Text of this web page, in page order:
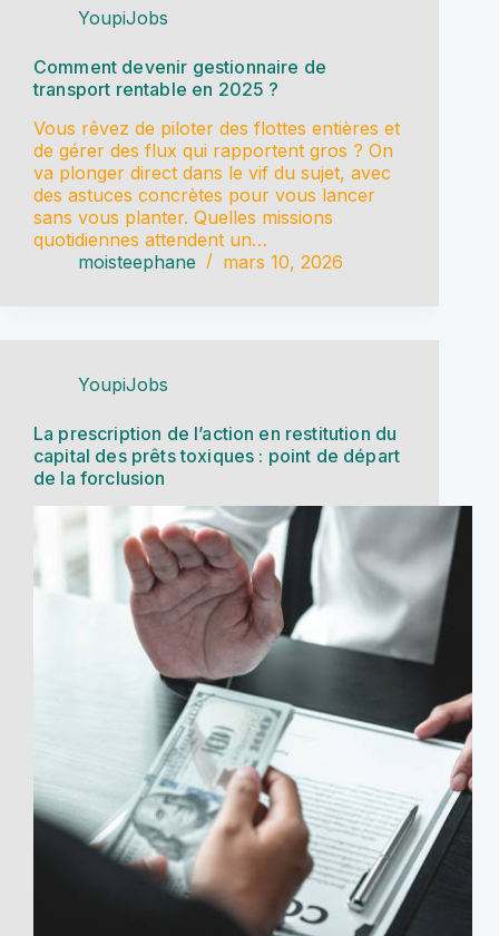
YoupiJobs
Comment devenir gestionnaire de
transport rentable en 2025 ?
Vous rêvez de piloter des flottes entières et
de gérer des flux qui rapportent gros ? On
va plonger direct dans le vif du sujet, avec
des astuces concrètes pour vous lancer
sans vous planter. Quelles missions
quotidiennes attendent un…
moisteephane
mars 10, 2026
YoupiJobs
La prescription de l’action en restitution du
capital des prêts toxiques : point de départ
de la forclusion